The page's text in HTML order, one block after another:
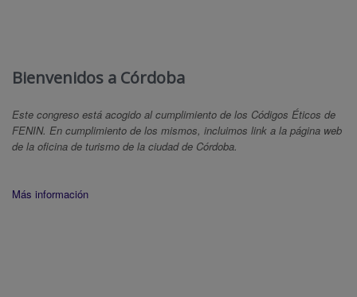
Bienvenidos a Córdoba
Este congreso está acogido al cumplimiento de los Códigos Éticos de
FENIN. En cumplimiento de los mismos, incluimos link a la página web
de la oficina de turismo de la ciudad de Córdoba.
Más información